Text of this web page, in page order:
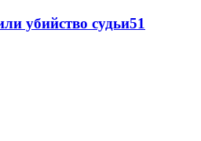
убийство судьи51